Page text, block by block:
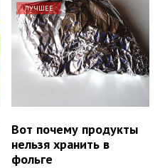
ЛУЧШЕЕ
Вот почему продукты
нельзя хранить в
фольге